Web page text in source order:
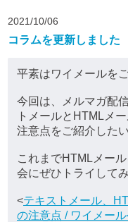
2021/10/06
コラムを更新しました
平素はワイメールを
今回は、メルマガ配
トメールとHTMLメ
注意点をご紹介した
これまでHTMLメー
会にぜひトライして
<テキストメール、
の注意点 / ワイメー